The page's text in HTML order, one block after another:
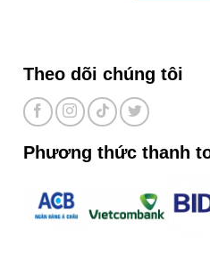
Theo dõi chúng tôi
Phương thức thanh